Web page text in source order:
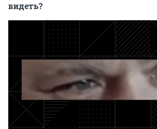
видеть?